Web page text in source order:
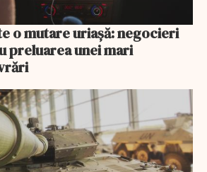
o mutare uriașă: negocieri
preluarea unei mari